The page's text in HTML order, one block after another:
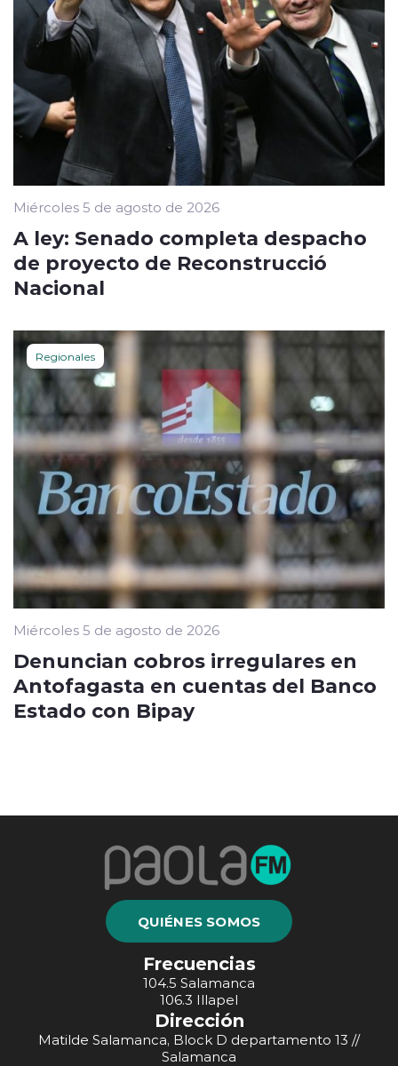
Miércoles 5 de agosto de 2026
A ley: Senado completa despacho
de proyecto de Reconstrucció
Nacional
Regionales
Miércoles 5 de agosto de 2026
Denuncian cobros irregulares en
Antofagasta en cuentas del Banco
Estado con Bipay
QUIÉNES SOMOS
Frecuencias
104.5 Salamanca
106.3 Illapel
Dirección
Matilde Salamanca, Block D departamento 13 //
Salamanca